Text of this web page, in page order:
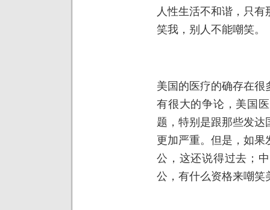
人性生活不和谐，只
笑我，别人不能嘲笑。
美国的医疗的确存在
有很大的争论，美国
题，特别是跟那些发
更加严重。但是，如
公，这还说得过去；
公，有什么资格来嘲笑